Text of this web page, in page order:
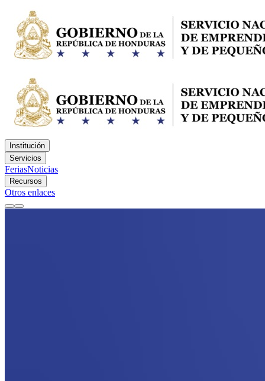
Institución
Servicios
FeriasNoticias
Recursos
Otros enlaces